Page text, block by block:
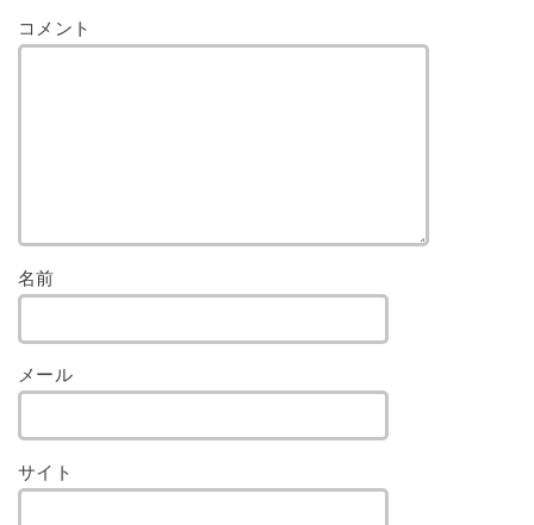
コメント
名前
メール
サイト